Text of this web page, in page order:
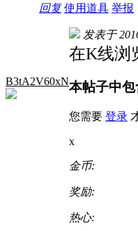
回复 使用道具 举报
B3tA2V60xN
发表于
在K线浏
本帖子中
您需要 登录
x
金币:
奖励:
热心: